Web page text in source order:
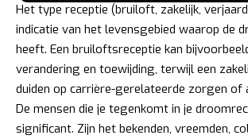
Het type receptie (bruiloft, zakelijk,
indicatie van het levensgebied waarop de
heeft. Een bruiloftsreceptie kan
verandering en toewijding, terwijl een
duiden op carrière-gerelateerde zorgen of
De mensen die je tegenkomt in je
significant. Zijn het bekenden, vreemden,